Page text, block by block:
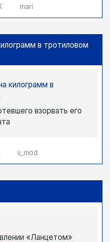
mari
в тротиловом
взорвать его
v_mod
«Ланцетом»